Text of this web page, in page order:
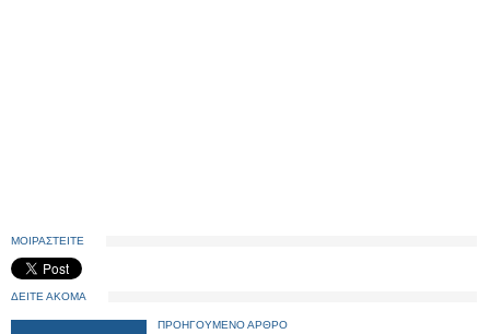
ΜΟΙΡΑΣΤΕΙΤΕ
ΔΕΙΤΕ ΑΚΟΜΑ
ΠΡΟΗΓΟΥΜΕΝΟ ΑΡΘΡΟ